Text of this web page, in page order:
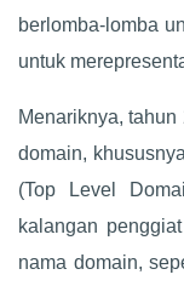
berlomba-lomba
untuk
Menariknya,
domain,
(Top Level
kalangan
nama domain,